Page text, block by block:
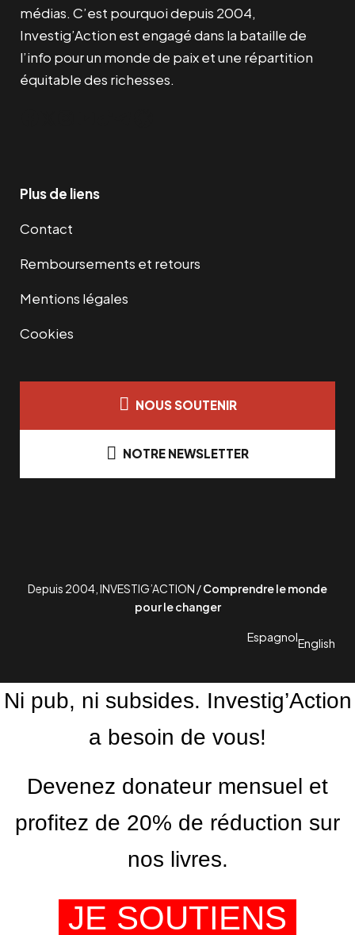
médias. C’est pourquoi depuis 2004,
Investig’Action est engagé dans la bataille de
l’info pour un monde de paix et une répartition
équitable des richesses.
Plus de liens
Contact
Remboursements et retours
Mentions légales
Cookies
NOUS SOUTENIR
NOTRE NEWSLETTER
Depuis 2004, INVESTIG’ACTION /Comprendre le monde
pour le changer
EspagnolEnglish
Ni pub, ni subsides. Investig’Action
a besoin de vous!
Devenez donateur mensuel et
profitez de 20% de réduction sur
nos livres.
JE SOUTIENS